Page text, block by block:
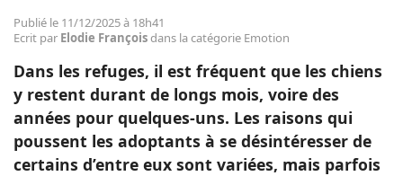
Publié le 11/12/2025 à 18h41
Ecrit par Elodie Françoisdans la catégorie Emotion
Dans les refuges, il est fréquent que les chiens
y restent durant de longs mois, voire des
années pour quelques-uns. Les raisons qui
poussent les adoptants à se désintéresser de
certains d’entre eux sont variées, mais parfois